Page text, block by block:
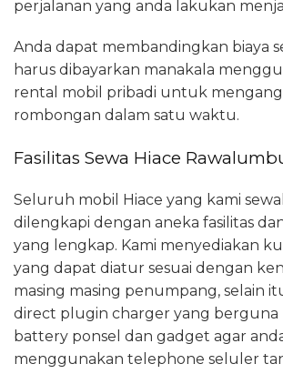
perjalanan yang anda lakukan
Anda dapat membandingkan biaya
harus dibayarkan manakala
rental mobil pribadi untuk
rombongan dalam satu waktu.
Fasilitas Sewa Hiace
Seluruh mobil Hiace yang kami
dilengkapi dengan aneka fasilitas
yang lengkap. Kami menyediakan
yang dapat diatur sesuai dengan
masing masing penumpang, selain
direct plugin charger yang berguna
battery ponsel dan gadget agar
menggunakan telephone seluler